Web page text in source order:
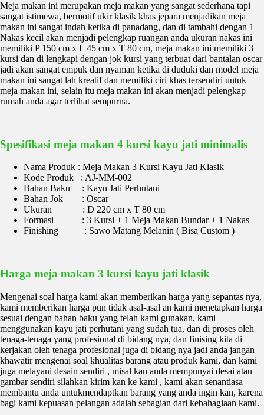
Meja makan ini merupakan meja makan yang sangat sederhana tapi
sangat istimewa, bermotif ukir klasik khas jepara menjadikan meja
makan ini sangat indah ketika di panadang, dan di tambahi dengan 1
Nakas kecil akan menjadi pelengkap ruangan anda ukuran nakas ini
memiliki P 150 cm x L 45 cm x T 80 cm, meja makan ini memiliki 3
kursi dan di lengkapi dengan jok kursi yang terbuat dari bantalan oscar
jadi akan sangat empuk dan nyaman ketika di duduki dan model meja
makan ini sangat lah kreatif dan memiliki ciri khas tersendiri untuk
meja makan ini, selain itu meja makan ini akan menjadi pelengkap
rumah anda agar terlihat sempurna.
Spesifikasi meja makan 4 kursi kayu jati minimalis
Nama Produk : Meja Makan 3 Kursi Kayu Jati Klasik
Kode Produk : AJ-MM-002
Bahan Baku : Kayu Jati Perhutani
Bahan Jok : Oscar
Ukuran : D 220 cm x T 80 cm
Formasi : 3 Kursi + 1 Meja Makan Bundar + 1 Nakas
Finishing : Sawo Matang Melanin ( Bisa Custom )
Harga meja makan 3 kursi kayu jati klasik
Mengenai soal harga kami akan memberikan harga yang sepantas nya,
kami memberikan harga pun tidak asal-asal an kami menetapkan harga
sesuai dengan bahan baku yang telah kami gunakan, kami
menggunakan kayu jati perhutani yang sudah tua, dan di proses oleh
tenaga-tenaga yang profesional di bidang nya, dan finising kita di
kerjakan oleh tenaga profesional juga di bidang nya jadi anda jangan
khawatir mengenai soal khualitas barang atau produk kami, dan kami
juga melayani desain sendiri , misal kan anda mempunyai desai atau
gambar sendiri silahkan kirim kan ke kami , kami akan senantiasa
membantu anda untukmendaptkan barang yang anda ingin kan, karena
bagi kami kepuasan pelangan adalah sebagian dari kebahagiaan kami.